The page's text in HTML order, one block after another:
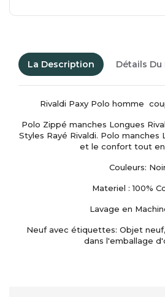
La Description Détails
Rivaldi Paxy Polo homme
Polo Zippé manches Longues
Styles Rayé Rivaldi. Polo manches
et le confort tout
Couleurs:
Materiel : 100%
Lavage en
Neuf avec étiquettes: Objet
dans l'emballage